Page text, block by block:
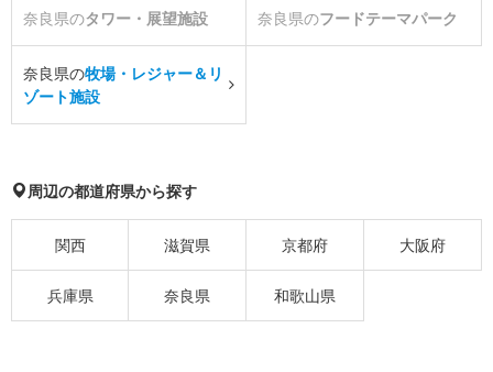
奈良県のタワー・展望施設 奈良県のフードテーマパーク
奈良県の牧場・レジャー＆リ
ゾート施設
周辺の都道府県から探す
関西 滋賀県 京都府 大阪府
兵庫県 奈良県 和歌山県